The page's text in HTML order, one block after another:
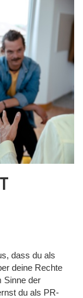
dass du als
deine Rechte
Sinne der
du als PR-